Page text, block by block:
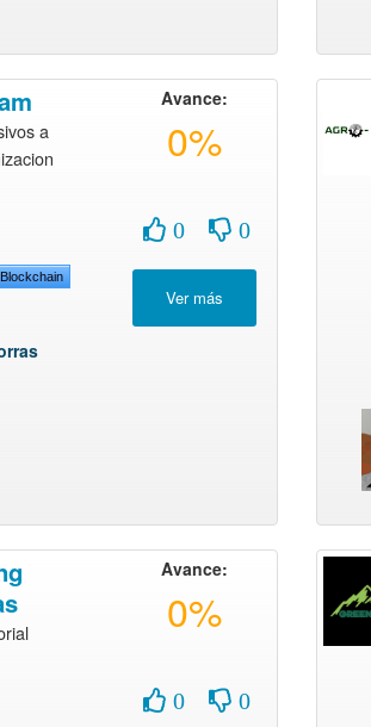
a
Blockchain
Avance:
0%
0 0
Avance:
0%
0 0